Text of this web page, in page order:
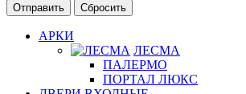
Сбросить
АРКИ
ЛЕСМА
ПАЛЕРМО
ПОРТАЛ ЛЮКС